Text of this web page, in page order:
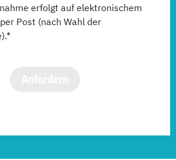
erfolgt auf elektronischem
Post (nach Wahl der